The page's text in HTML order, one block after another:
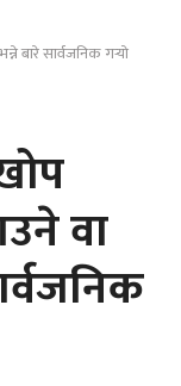
बारे सार्वजनिक गर्‍यो
वा